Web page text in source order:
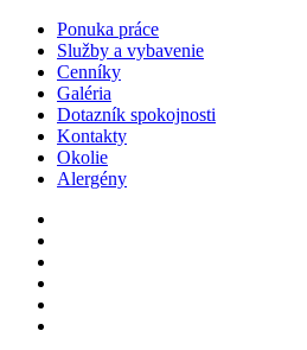
Ponuka práce
Služby a vybavenie
Cenníky
Galéria
Dotazník spokojnosti
Kontakty
Okolie
Alergény